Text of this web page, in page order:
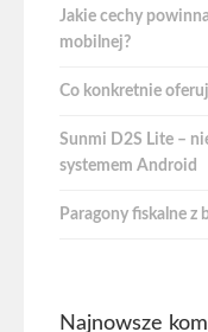
Jakie cechy
mobilnej?
Co konkretnie
Sunmi D2S Lite –
systemem Android
Paragony fiskalne z
Najnowsze